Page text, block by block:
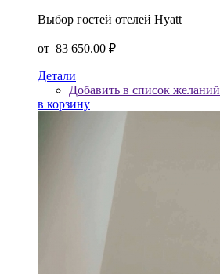
Выбор гостей отелей Hyatt
от 83 650.00 ₽
Детали
Добавить в список желаний
в корзину